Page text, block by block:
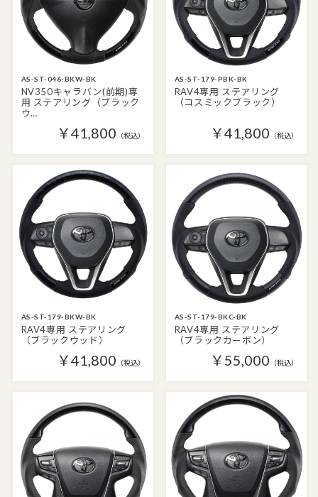
AS-ST-046-BKW-BK
NV350キャラバン(前期)専
用 ステアリング（ブラック
ウ…
￥41,800 （税込）
AS-ST-179-PBK-BK
RAV4専用 ステアリング
（コスミックブラック）
￥41,800 （税込）
AS-ST-179-BKW-BK
RAV4専用 ステアリング
（ブラックウッド）
￥41,800 （税込）
AS-ST-179-BKC-BK
RAV4専用 ステアリング
（ブラックカーボン）
￥55,000 （税込）